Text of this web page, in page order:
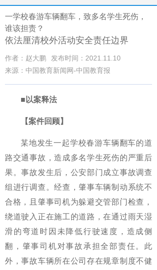
一学校春游车辆翻车，致多名学生死伤，
谁该担责？
依法厘清校外活动安全责任边界
作者：赵大鹏
发布时间：2021.11.10
来源：中国教育新闻网-中国教育报
■以案释法
【案件回顾】
某地发生一起学校春游车辆翻车的道
路交通事故，造成多名学生死伤的严重后
果。事故发生后，公安部门成立事故调查
组进行调查。经查，肇事车辆制动系统不
合格，且肇事司机为躲避交管部门检查，
绕道驶入正在施工的道路，在通过雨天湿
滑的弯道时因未降低行驶速度，造成侧
翻，肇事司机对事故承担全部责任。此
外，事故车辆所在公司存在规章制度不健